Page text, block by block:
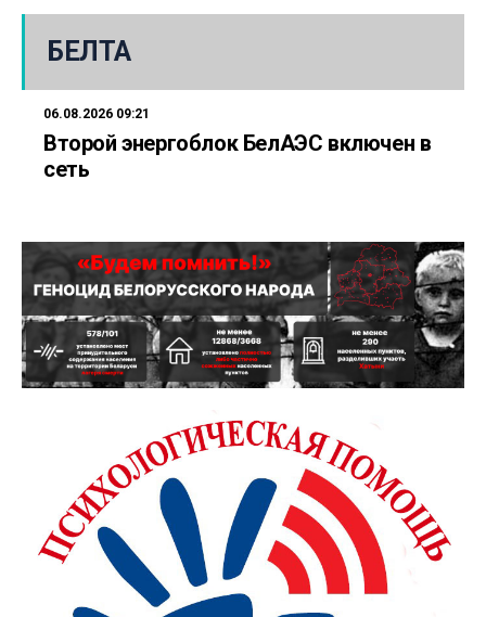
БЕЛТА
06.08.2026 09:21
Второй энергоблок БелАЭС включен в
сеть